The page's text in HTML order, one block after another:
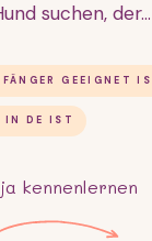
suchen, der...
GEEIGNET
IN DE IST
kennenlernen